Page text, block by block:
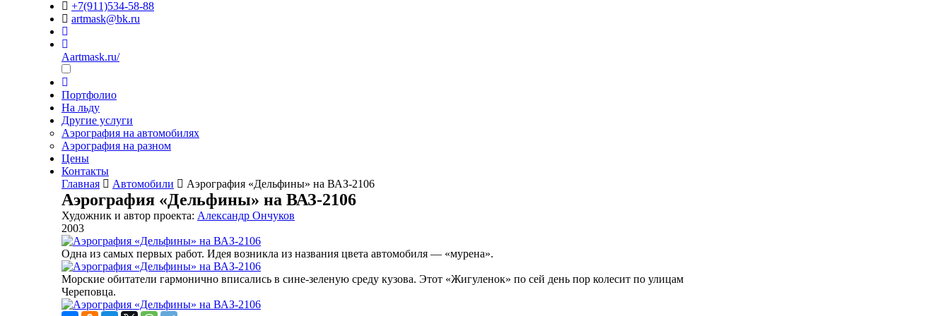
+7(911)534-58-88
artmask@bk.ru
Aartmask.ru/
Портфолио
На льду
Другие услуги
Аэрография на автомобилях
Аэрография на разном
Цены
Контакты
Главная
Автомобили Аэрография «Дельфины» на ВАЗ-2106
Аэрография «Дельфины» на ВАЗ-2106
Художник и автор проекта: Александр Ончуков
2003
Одна из самых первых работ. Идея возникла из названия цвета автомобиля — «мурена».
Морские обитатели гармонично вписались в сине-зеленую среду кузова. Этот «Жигуленок» по сей день пор колесит по улицам
Череповца.